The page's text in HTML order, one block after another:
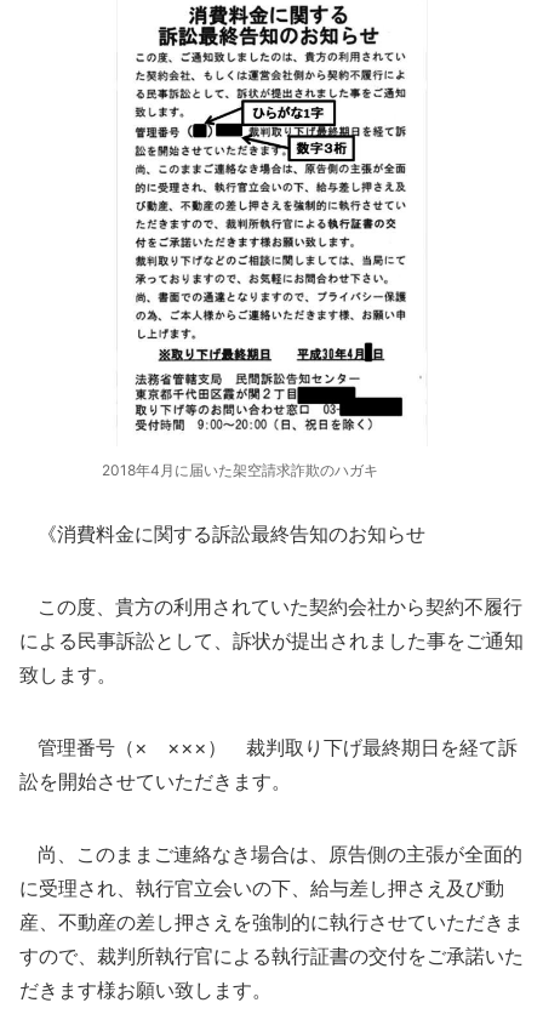
2018年4月に届いた架空請求詐欺のハガキ
《消費料金に関する訴訟最終告知のお知らせ
この度、貴方の利用されていた契約会社から契約不履行
による民事訴訟として、訴状が提出されました事をご通知
致します。
管理番号（× ×××） 裁判取り下げ最終期日を経て訴
訟を開始させていただきます。
尚、このままご連絡なき場合は、原告側の主張が全面的
に受理され、執行官立会いの下、給与差し押さえ及び動
産、不動産の差し押さえを強制的に執行させていただきま
すので、裁判所執行官による執行証書の交付をご承諾いた
だきます様お願い致します。